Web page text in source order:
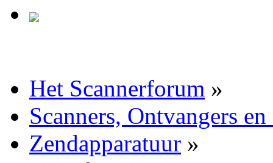
Het Scannerforum »
Scanners, Ontvangers
Zendapparatuur »